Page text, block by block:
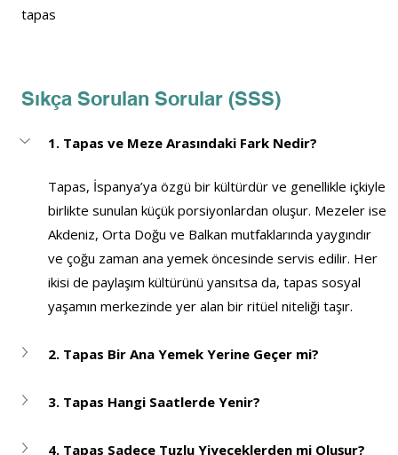
tapas
Sıkça Sorulan Sorular (SSS)
1. Tapas ve Meze Arasındaki Fark Nedir?
Tapas, İspanya’ya özgü bir kültürdür ve genellikle içkiyle
birlikte sunulan küçük porsiyonlardan oluşur. Mezeler ise
Akdeniz, Orta Doğu ve Balkan mutfaklarında yaygındır
ve çoğu zaman ana yemek öncesinde servis edilir. Her
ikisi de paylaşım kültürünü yansıtsa da, tapas sosyal
yaşamın merkezinde yer alan bir ritüel niteliği taşır.
2. Tapas Bir Ana Yemek Yerine Geçer mi?
3. Tapas Hangi Saatlerde Yenir?
4. Tapas Sadece Tuzlu Yiyeceklerden mi Oluşur?